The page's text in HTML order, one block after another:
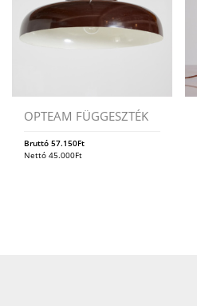
OPTEAM FÜGGESZTÉK
Bruttó 57.150Ft
Nettó 45.000Ft